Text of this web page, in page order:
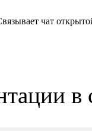
чат
в